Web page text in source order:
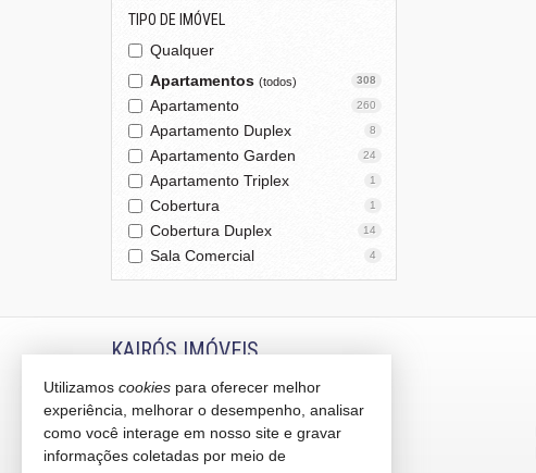
TIPO DE IMÓVEL
Qualquer
Apartamentos (todos) 308
Apartamento 260
Apartamento Duplex 8
Apartamento Garden 24
Apartamento Triplex 1
Cobertura 1
Cobertura Duplex 14
Sala Comercial 4
KAIRÓS IMÓVEIS
Rua 1121, 100
Centro - 88330-783
Balneário Camboriú / SC
mapa google
Utilizamos cookies para oferecer melhor
experiência, melhorar o desempenho, analisar
como você interage em nosso site e gravar
informações coletadas por meio de